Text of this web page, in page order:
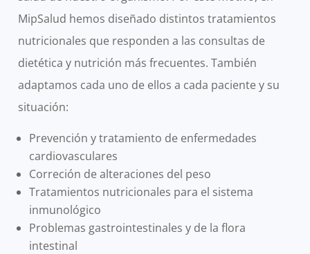
MipSalud hemos diseñado distintos tratamientos
nutricionales que responden a las consultas de
dietética y nutrición más frecuentes. También
adaptamos cada uno de ellos a cada paciente y su
situación:
Prevención y tratamiento de enfermedades
cardiovasculares
Correción de alteraciones del peso
Tratamientos nutricionales para el sistema
inmunológico
Problemas gastrointestinales y de la flora
intestinal